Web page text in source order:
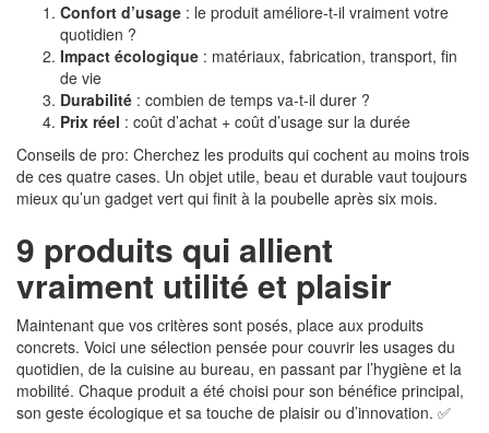
Confort d’usage : le produit améliore-t-il vraiment votre
quotidien ?
Impact écologique : matériaux, fabrication, transport, fin
de vie
Durabilité : combien de temps va-t-il durer ?
Prix réel : coût d’achat + coût d’usage sur la durée
Conseils de pro: Cherchez les produits qui cochent au moins trois
de ces quatre cases. Un objet utile, beau et durable vaut toujours
mieux qu’un gadget vert qui finit à la poubelle après six mois.
9 produits qui allient
vraiment utilité et plaisir
Maintenant que vos critères sont posés, place aux produits
concrets. Voici une sélection pensée pour couvrir les usages du
quotidien, de la cuisine au bureau, en passant par l’hygiène et la
mobilité. Chaque produit a été choisi pour son bénéfice principal,
son geste écologique et sa touche de plaisir ou d’innovation. ✅